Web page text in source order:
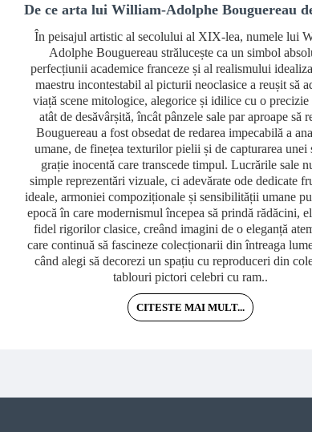
În peisajul artistic al secolului al XIX-lea, numele lui
Adolphe Bouguereau strălucește ca un simbol
perfecțiunii academice franceze și al realismului
maestru incontestabil al picturii neoclasice a reușit să
viață scene mitologice, alegorice și idilice cu o precizie
atât de desăvârșită, încât pânzele sale par aproape să
Bouguereau a fost obsedat de redarea impecabilă a
umane, de finețea texturilor pielii și de capturarea unei
grație inocentă care transcede timpul. Lucrările sale
simple reprezentări vizuale, ci adevărate ode dedicate
ideale, armoniei compoziționale și sensibilității umane
epocă în care modernismul începea să prindă rădăcini,
fidel rigorilor clasice, creând imagini de o eleganță
care continuă să fascineze colecționarii din întreaga
când alegi să decorezi un spațiu cu reproduceri din
tablouri pictori celebri cu ram..
CITESTE MAI MULT...